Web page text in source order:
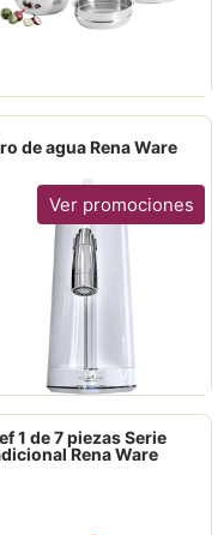
de agua Rena Ware
Ver promociones
1 de 7 piezas Serie
Rena Ware